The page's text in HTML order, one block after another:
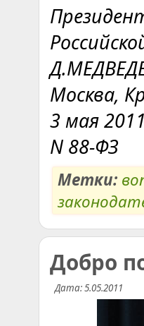
Москва,
3 мая
N 88-ФЗ
Метки:
Добро
Дата: 5.05.2011